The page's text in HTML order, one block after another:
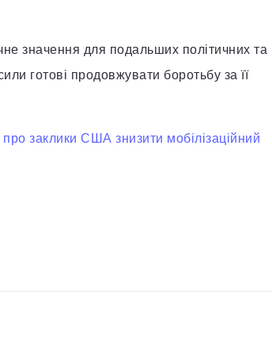
значення для подальших політичних та
готові продовжувати боротьбу за її
заклики США знизити мобілізаційний